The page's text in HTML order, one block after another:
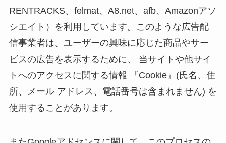
RENTRACKS、felmat、A8.net、afb、Amazonアソ
シエイト）を利用しています。このような広告配
信事業者は、ユーザーの興味に応じた商品やサー
ビスの広告を表示するために、 当サイトや他サイ
トへのアクセスに関する情報 『Cookie』(氏名、住
所、メール アドレス、電話番号は含まれません) を
使用することがあります。